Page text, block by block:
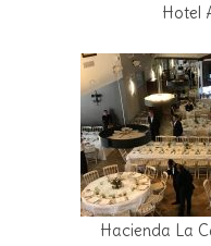
Hotel
Hacienda La